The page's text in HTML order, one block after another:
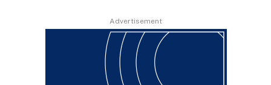
Advertisement